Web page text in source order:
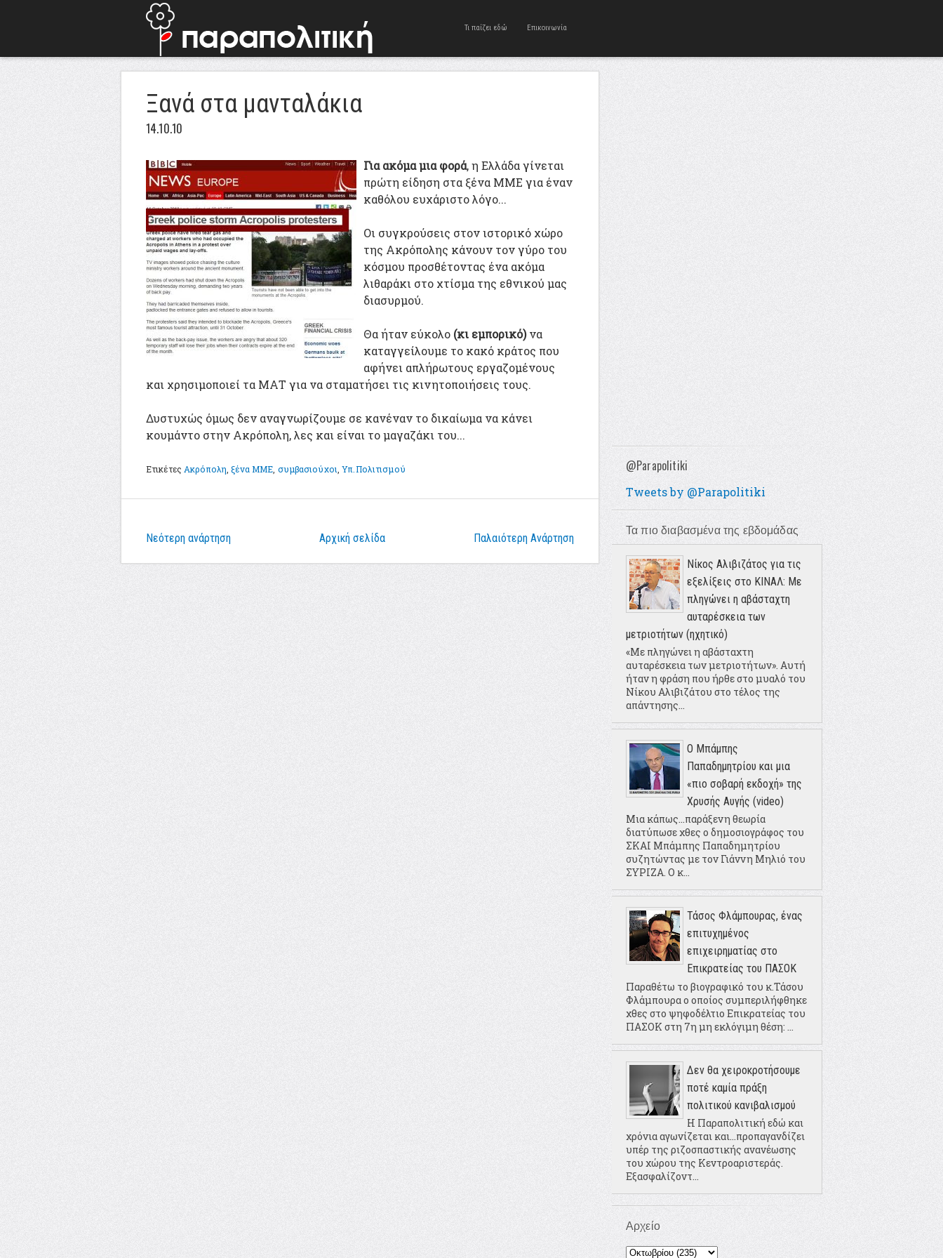
Τι παίζει εδώ Επικοινωνία
Ξανά στα μανταλάκια
14.10.10
Για ακόμα μια φορά, η Ελλάδα γίνεται
πρώτη είδηση στα ξένα ΜΜΕ για έναν
καθόλου ευχάριστο λόγο...
Οι συγκρούσεις στον ιστορικό χώρο
της Ακρόπολης κάνουν τον γύρο του
κόσμου προσθέτοντας ένα ακόμα
λιθαράκι στο χτίσμα της εθνικού μας
διασυρμού.
Θα ήταν εύκολο (κι εμπορικό)να
καταγγείλουμε το κακό κράτος που
αφήνει απλήρωτους εργαζομένους
και χρησιμοποιεί τα ΜΑΤ για να σταματήσει τις κινητοποιήσεις τους.
Δυστυχώς όμως δεν αναγνωρίζουμε σε κανέναν το δικαίωμα να κάνει
κουμάντο στην Ακρόπολη, λες και είναι το μαγαζάκι του...
Ετικέτες Ακρόπολη ,ξένα ΜΜΕ συμβασιούχοι ,Υπ.Πολιτισμού
Νεότερη ανάρτηση Παλαιότερη Ανάρτηση
Αρχική σελίδα
@Parapolitiki
Tweets by @Parapolitiki
Τα πιο διαβασμένα της εβδομάδας
Νίκος Αλιβιζάτος για τις
εξελίξεις στο ΚΙΝΑΛ: Με
πληγώνει η αβάσταχτη
αυταρέσκεια των
μετριοτήτων (ηχητικό)
«Με πληγώνει η αβάσταχτη
αυταρέσκεια των μετριοτήτων». Αυτή
ήταν η φράση που ήρθε στο μυαλό του
Νίκου Αλιβιζάτου στο τέλος της
απάντησης...
Ο Μπάμπης
Παπαδημητρίου και μια
«πιο σοβαρή εκδοχή» της
Χρυσής Αυγής (video)
Μια κάπως...παράξενη θεωρία
διατύπωσε χθες ο δημοσιογράφος του
ΣΚΑΙ Μπάμπης Παπαδημητρίου
συζητώντας με τον Γιάννη Μηλιό του
ΣΥΡΙΖΑ. Ο κ...
Τάσος Φλάμπουρας, ένας
επιτυχημένος
επιχειρηματίας στο
Επικρατείας του ΠΑΣΟΚ
Παραθέτω το βιογραφικό του κ.Τάσου
Φλάμπουρα ο οποίος συμπεριλήφθηκε
χθες στο ψηφοδέλτιο Επικρατείας του
ΠΑΣΟΚ στη 7η μη εκλόγιμη θέση: ...
Δεν θα χειροκροτήσουμε
ποτέ καμία πράξη
πολιτικού κανιβαλισμού
Η Παραπολιτική εδώ και
χρόνια αγωνίζεται και...προπαγανδίζει
υπέρ της ριζοσπαστικής ανανέωσης
του χώρου της Κεντροαριστεράς.
Εξασφαλίζοντ...
Αρχείο